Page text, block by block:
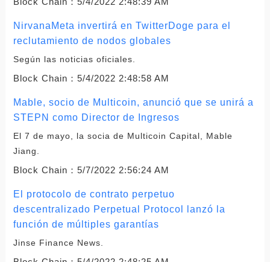
NirvanaMeta invertirá en TwitterDoge para el
reclutamiento de nodos globales
Según las noticias oficiales.
Block Chain： 5/4/2022 2:48:58 AM
Mable, socio de Multicoin, anunció que se unirá a
STEPN como Director de Ingresos
El 7 de mayo, la socia de Multicoin Capital, Mable
Jiang.
Block Chain： 5/7/2022 2:56:24 AM
El protocolo de contrato perpetuo
descentralizado Perpetual Protocol lanzó la
función de múltiples garantías
Jinse Finance News.